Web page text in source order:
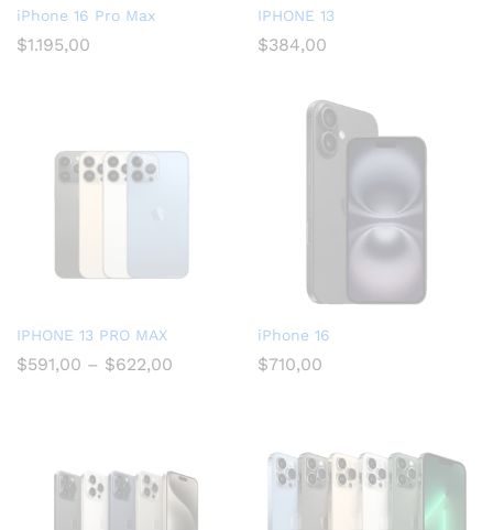
iPhone 16 Pro Max
$1.195,00
IPHONE 13
$384,00
IPHONE 13 PRO MAX
$591,00 – $622,00
iPhone 16
$710,00